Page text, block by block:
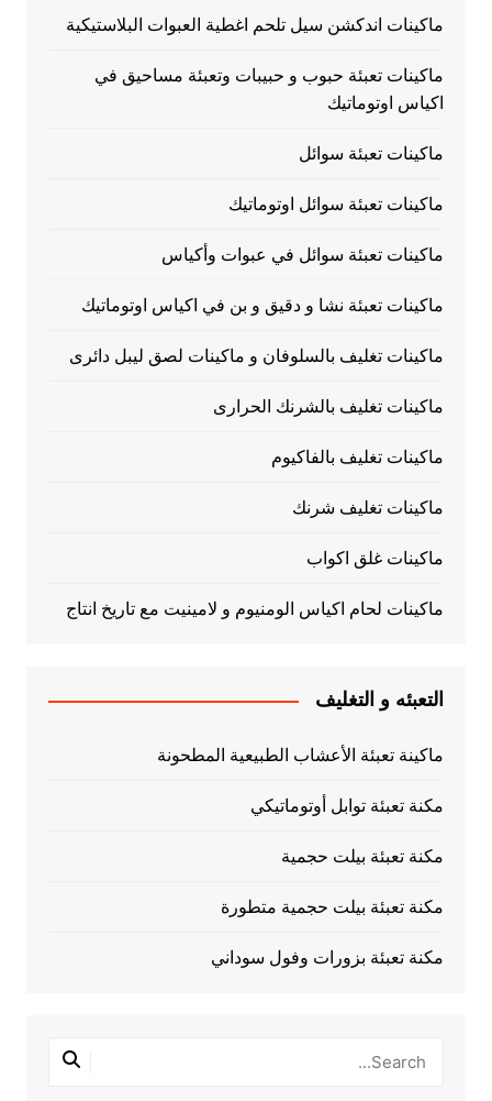
ماكينات اندكشن سيل تلحم اغطية العبوات البلاستيكية
ماكينات تعبئة حبوب و حبيبات وتعبئة مساحيق في
اكياس اوتوماتيك
ماكينات تعبئة سوائل
ماكينات تعبئة سوائل اوتوماتيك
ماكينات تعبئة سوائل في عبوات وأكياس
ماكينات تعبئة نشا و دقيق و بن في اكياس اوتوماتيك
ماكينات تغليف بالسلوفان و ماكينات لصق ليبل دائرى
ماكينات تغليف بالشرنك الحرارى
ماكينات تغليف بالفاكيوم
ماكينات تغليف شرنك
ماكينات غلق اكواب
ماكينات لحام اكياس الومنيوم و لامينيت مع تاريخ انتاج
التعبئه و التغليف
ماكينة تعبئة الأعشاب الطبيعية المطحونة
مكنة تعبئة توابل أوتوماتيكي
مكنة تعبئة بيلت حجمية
مكنة تعبئة بيلت حجمية متطورة
مكنة تعبئة بزورات وفول سوداني